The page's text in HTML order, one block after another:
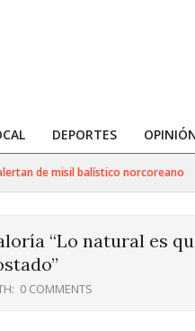
DEPORTES
de misil balístico norcoreano
“Lo natural es
0 COMMENTS